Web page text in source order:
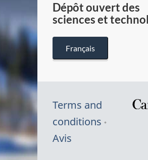
Dépôt ouvert des
sciences et
Français
Terms and
conditions
Avis